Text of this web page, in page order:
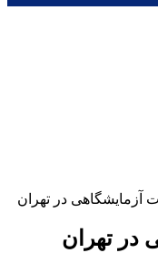
آزمایشگاهی در تهران
در تهران